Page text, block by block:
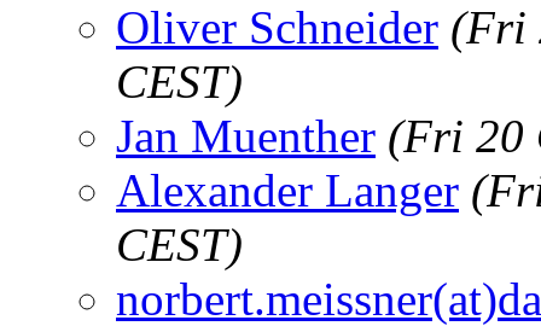
Oliver Schneider (Fri
CEST)
Jan Muenther (Fri 20
Alexander Langer
CEST)